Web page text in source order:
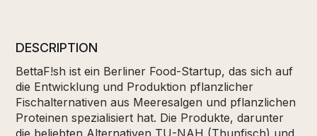
DESCRIPTION
BettaF!sh ist ein Berliner Food-Startup, das sich auf
die Entwicklung und Produktion pflanzlicher
Fischalternativen aus Meeresalgen und pflanzlichen
Proteinen spezialisiert hat. Die Produkte, darunter